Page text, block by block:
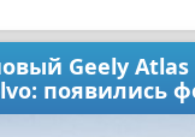
Geely Atlas
появились